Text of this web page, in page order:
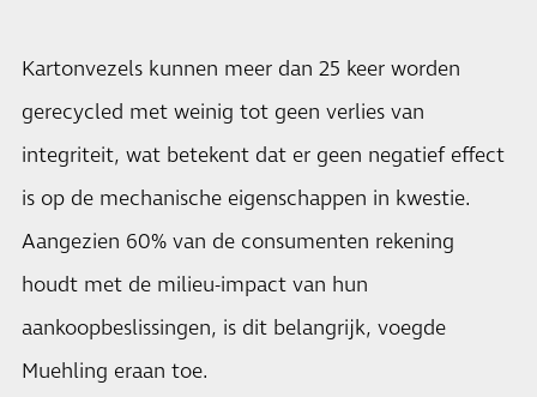
Kartonvezels kunnen meer dan 25 keer worden
gerecycled met weinig tot geen verlies van
integriteit, wat betekent dat er geen negatief effect
is op de mechanische eigenschappen in kwestie.
Aangezien 60% van de consumenten rekening
houdt met de milieu-impact van hun
aankoopbeslissingen, is dit belangrijk, voegde
Muehling eraan toe.